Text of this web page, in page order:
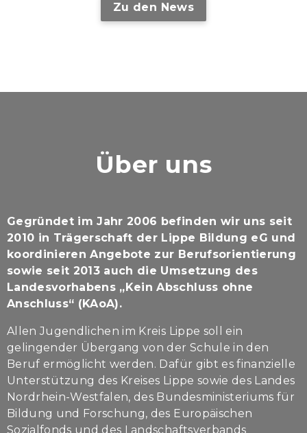
Zu den News
Über uns
Gegründet im Jahr 2006 befinden wir uns seit
2010 in Trägerschaft der Lippe Bildung eG und
koordinieren Angebote zur Berufsorientierung
sowie seit 2013 auch die Umsetzung des
Landesvorhabens „Kein Abschluss ohne
Anschluss“ (KAoA).
Allen Jugendlichen im Kreis Lippe soll ein
gelingender Übergang von der Schule in den
Beruf ermöglicht werden. Dafür gibt es finanzielle
Unterstützung des Kreises Lippe sowie des Landes
Nordrhein-Westfalen, des Bundesministeriums für
Bildung und Forschung, des Europäischen
Sozialfonds und des Landschaftsverbands